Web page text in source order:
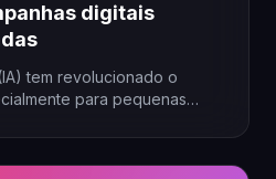
digitais
tem revolucionado o
para pequenas